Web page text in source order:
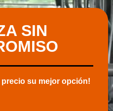
SIN
precio su mejor opción!